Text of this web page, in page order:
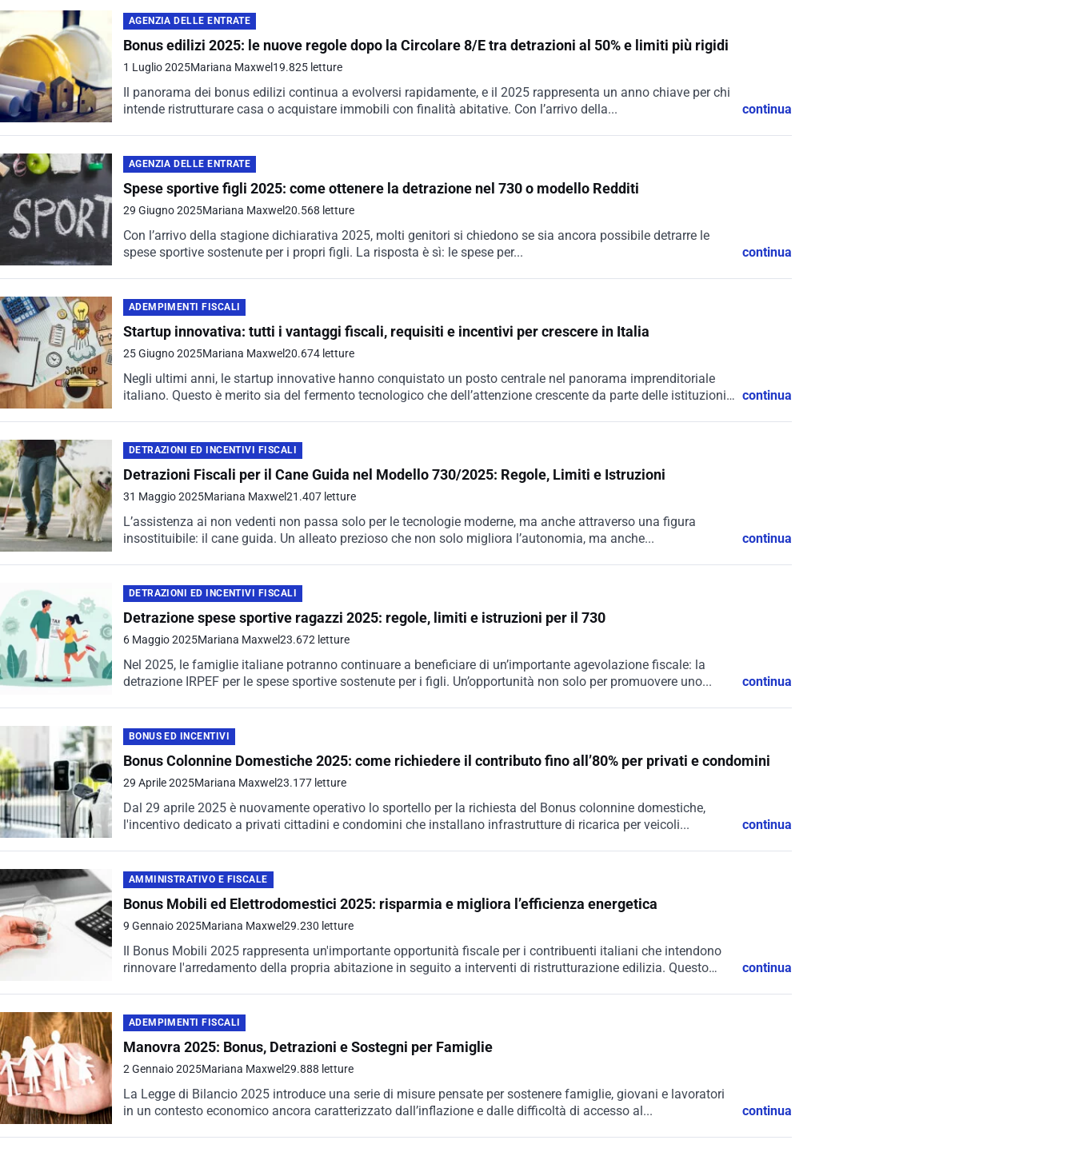
AGENZIA DELLE ENTRATE
Bonus edilizi 2025: le nuove regole dopo la Circolare 8/E tra detrazioni al 50% e limiti più rigidi
1 Luglio 2025Mariana Maxwel19.825 letture
Il panorama dei bonus edilizi continua a evolversi rapidamente, e il 2025 rappresenta un anno chiave per chi
intende ristrutturare casa o acquistare immobili con finalità abitative. Con l’arrivo della...
continua
AGENZIA DELLE ENTRATE
Spese sportive figli 2025: come ottenere la detrazione nel 730 o modello Redditi
29 Giugno 2025Mariana Maxwel20.568 letture
Con l’arrivo della stagione dichiarativa 2025, molti genitori si chiedono se sia ancora possibile detrarre le
spese sportive sostenute per i propri figli. La risposta è sì: le spese per...
continua
ADEMPIMENTI FISCALI
Startup innovativa: tutti i vantaggi fiscali, requisiti e incentivi per crescere in Italia
25 Giugno 2025Mariana Maxwel20.674 letture
Negli ultimi anni, le startup innovative hanno conquistato un posto centrale nel panorama imprenditoriale
italiano. Questo è merito sia del fermento tecnologico che dell’attenzione crescente da parte delle istituzioni,
continua
DETRAZIONI ED INCENTIVI FISCALI
Detrazioni Fiscali per il Cane Guida nel Modello 730/2025: Regole, Limiti e Istruzioni
31 Maggio 2025Mariana Maxwel21.407 letture
L’assistenza ai non vedenti non passa solo per le tecnologie moderne, ma anche attraverso una figura
insostituibile: il cane guida. Un alleato prezioso che non solo migliora l’autonomia, ma anche...
continua
DETRAZIONI ED INCENTIVI FISCALI
Detrazione spese sportive ragazzi 2025: regole, limiti e istruzioni per il 730
6 Maggio 2025Mariana Maxwel23.672 letture
Nel 2025, le famiglie italiane potranno continuare a beneficiare di un’importante agevolazione fiscale: la
detrazione IRPEF per le spese sportive sostenute per i figli. Un’opportunità non solo per promuovere uno...
continua
BONUS ED INCENTIVI
Bonus Colonnine Domestiche 2025: come richiedere il contributo fino all’80% per privati e condomini
29 Aprile 2025Mariana Maxwel23.177 letture
Dal 29 aprile 2025 è nuovamente operativo lo sportello per la richiesta del Bonus colonnine domestiche,
l'incentivo dedicato a privati cittadini e condomini che installano infrastrutture di ricarica per veicoli...
continua
AMMINISTRATIVO E FISCALE
Bonus Mobili ed Elettrodomestici 2025: risparmia e migliora l’efficienza energetica
9 Gennaio 2025Mariana Maxwel29.230 letture
Il Bonus Mobili 2025 rappresenta un'importante opportunità fiscale per i contribuenti italiani che intendono
rinnovare l'arredamento della propria abitazione in seguito a interventi di ristrutturazione edilizia. Questo
continua
ADEMPIMENTI FISCALI
Manovra 2025: Bonus, Detrazioni e Sostegni per Famiglie
2 Gennaio 2025Mariana Maxwel29.888 letture
La Legge di Bilancio 2025 introduce una serie di misure pensate per sostenere famiglie, giovani e lavoratori
in un contesto economico ancora caratterizzato dall’inflazione e dalle difficoltà di accesso al...
continua